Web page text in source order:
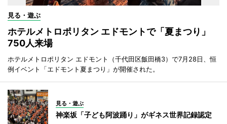
見る・遊ぶ
ホテルメトロポリタン エドモントで「夏まつり」
750人来場
ホテルメトロポリタン エドモント（千代田区飯田橋3）で7月28日、恒
例イベント「エドモント夏まつり」が開催された。
見る・遊ぶ
神楽坂「子ども阿波踊り」がギネス世界記録認定